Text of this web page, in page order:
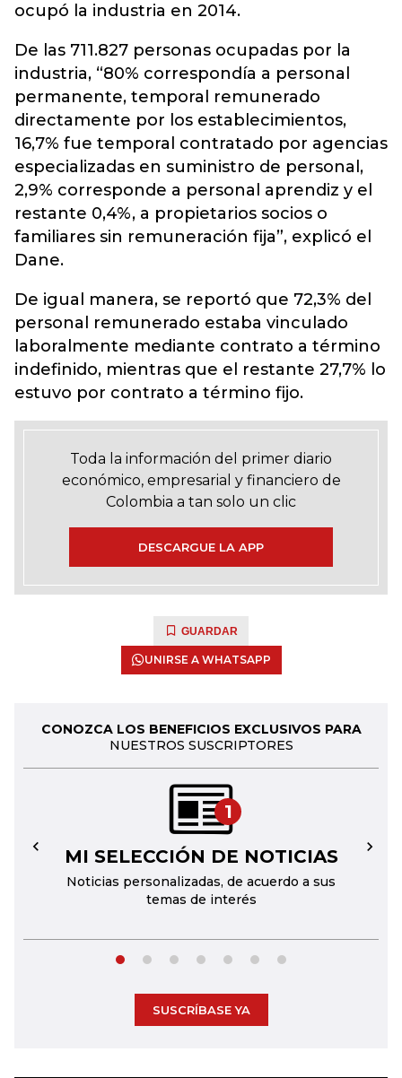
ocupó la industria en 2014.
De las 711.827 personas ocupadas por la
industria, “80% correspondía a personal
permanente, temporal remunerado
directamente por los establecimientos,
16,7% fue temporal contratado por agencias
especializadas en suministro de personal,
2,9% corresponde a personal aprendiz y el
restante 0,4%, a propietarios socios o
familiares sin remuneración fija”, explicó el
Dane.
De igual manera, se reportó que 72,3% del
personal remunerado estaba vinculado
laboralmente mediante contrato a término
indefinido, mientras que el restante 27,7% lo
estuvo por contrato a término fijo.
Toda la información del primer diario
económico, empresarial y financiero de
Colombia a tan solo un clic
DESCARGUE LA APP
GUARDAR
UNIRSE A WHATSAPP
CONOZCA LOS BENEFICIOS EXCLUSIVOS PARA
NUESTROS SUSCRIPTORES
1
MI SELECCIÓN DE NOTICIAS
Noticias personalizadas, de acuerdo a sus
temas de interés
← →
SUSCRÍBASE YA